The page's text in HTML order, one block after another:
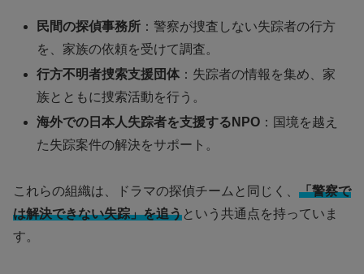
民間の探偵事務所 ：警察が捜査しない失踪者の行方
を、家族の依頼を受けて調査。
行方不明者捜索支援団体 ：失踪者の情報を集め、家
族とともに捜索活動を行う。
海外での日本人失踪者を支援するNPO ：国境を越え
た失踪案件の解決をサポート。
これらの組織は、ドラマの探偵チームと同じく、 「警察で
は解決できない失踪」を追うという共通点を持っていま
す。